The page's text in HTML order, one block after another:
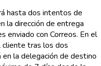
hasta dos intentos de
la dirección de entrega
enviado con Correos. En el
cliente tras los dos
la delegación de destino